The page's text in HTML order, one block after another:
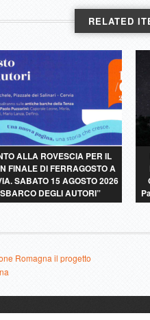
RELATED
ALLA ROVESCIA PER IL
FINALE DI FERRAGOSTO A
SABATO 15 AGOSTO 2026
DEGLI AUTORI”
Romagna il progetto